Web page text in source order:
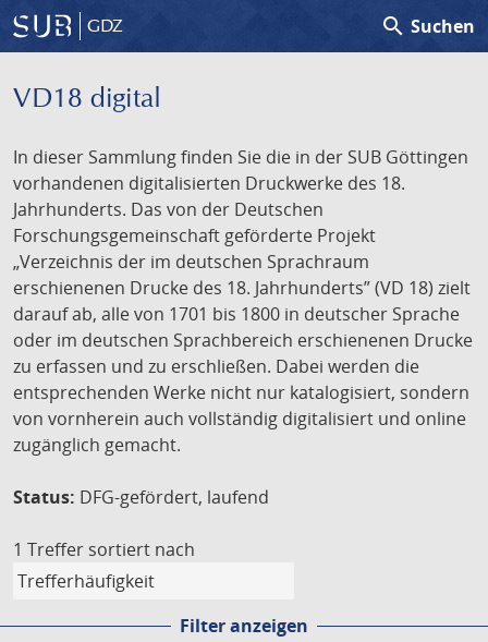
GDZ search Suchen
VD18 digital
In dieser Sammlung finden Sie die in der SUB Göttingen
vorhandenen digitalisierten Druckwerke des 18.
Jahrhunderts. Das von der Deutschen
Forschungsgemeinschaft geförderte Projekt
„Verzeichnis der im deutschen Sprachraum
erschienenen Drucke des 18. Jahrhunderts” (VD 18) zielt
darauf ab, alle von 1701 bis 1800 in deutscher Sprache
oder im deutschen Sprachbereich erschienenen Drucke
zu erfassen und zu erschließen. Dabei werden die
entsprechenden Werke nicht nur katalogisiert, sondern
von vornherein auch vollständig digitalisiert und online
zugänglich gemacht.
Status: DFG-gefördert, laufend
1 Treffer sortiert nach
Filter anzeigen